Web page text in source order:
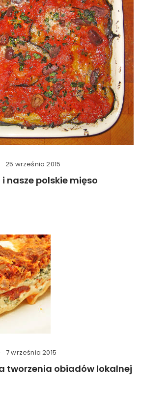
25 września 2015
nasze polskie mięso
7 września 2015
tworzenia obiadów lokalnej